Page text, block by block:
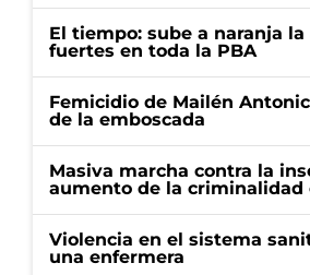
El tiempo: sube a naranja
fuertes en toda la PBA
Femicidio de Mailén
de la emboscada
Masiva marcha contra la
aumento de la criminalidad
Violencia en el sistema
una enfermera